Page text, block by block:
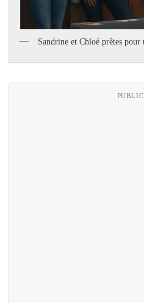
Sandrine et Chloé prêtes pour